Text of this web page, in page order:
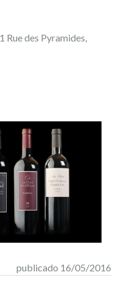
Rue des Pyramides,
publicado 16/05/2016